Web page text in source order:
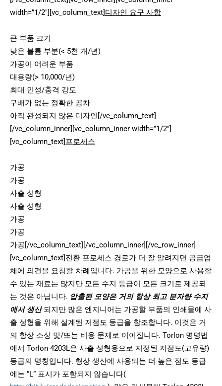
width=”1/2″][vc_column_text] 디자인 요구 사항
큰 부품 크기
낮은 볼륨 부분(< 5천 개/년)
가공이 어려운 부품
대용량(> 10,000/년)
최대 인성/충격 강도
구배가 없는 정확한 공차
아직 완성되지 않은 디자인[/vc_column_text]
[/vc_column_inner][vc_column_inner width=”1/2″]
[vc_column_text]프로세스
가공
가공
사출 성형
사출 성형
가공
가공
가공[/vc_column_text][/vc_column_inner][/vc_row_inner]
[vc_column_text]전환 프로세스 경로가 더 잘 알려지면 공급업
체에 의견을 요청할 차례입니다. 가공을 위한 모양으로 사용할
수 있는 재료는 많지만 모든 수지 등급이 모든 크기로 제공되
는 것은 아닙니다. 압출된 모양은 거의 항상 최고 분자량 수지
에서 생산되지만 많은 엔지니어는 가공할 부품의 인쇄물에 사
출 성형을 위해 설계된 저점도 등급을 참조합니다. 이것은 거
의 항상 소싱 및/또는 비용 문제로 이어집니다. Torlon 명명법
에서 Torlon 4203L은 사출 성형용으로 지정된 저점도(고유량)
등급의 명칭입니다. 형상 생산에 사용되는 더 높은 점도 등급
에는 “L” 표시가 포함되지 않습니다(